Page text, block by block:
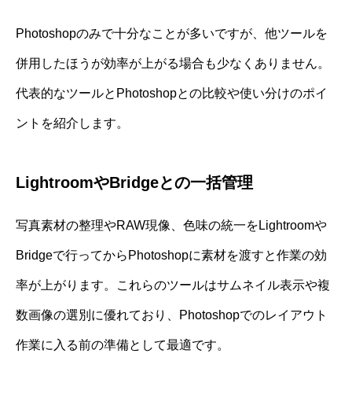
Photoshopのみで十分なことが多いですが、他ツールを
併用したほうが効率が上がる場合も少なくありません。
代表的なツールとPhotoshopとの比較や使い分けのポイ
ントを紹介します。
LightroomやBridgeとの一括管理
写真素材の整理やRAW現像、色味の統一をLightroomや
Bridgeで行ってからPhotoshopに素材を渡すと作業の効
率が上がります。これらのツールはサムネイル表示や複
数画像の選別に優れており、Photoshopでのレイアウト
作業に入る前の準備として最適です。